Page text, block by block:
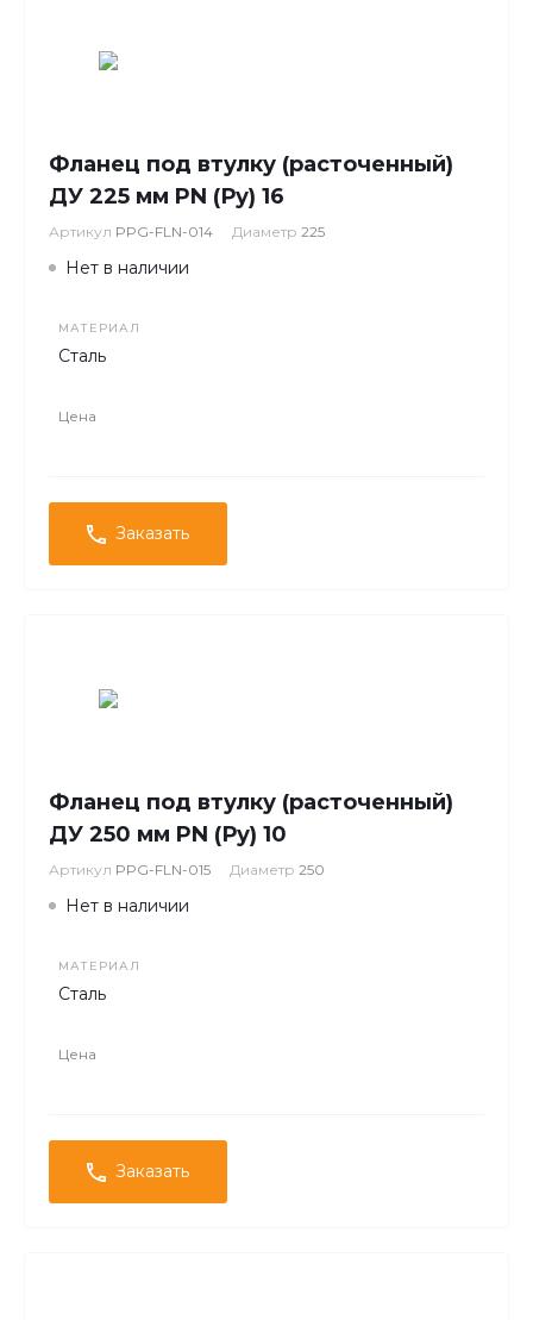
Фланец под втулку (расточенный)
ДУ 225 мм PN (Ру) 16
Артикул PPG-FLN-014 Диаметр 225
Нет в наличии
МАТЕРИАЛ
Сталь
Цена
Заказать
Фланец под втулку (расточенный)
ДУ 250 мм PN (Ру) 10
Артикул PPG-FLN-015 Диаметр 250
Нет в наличии
МАТЕРИАЛ
Сталь
Цена
Заказать